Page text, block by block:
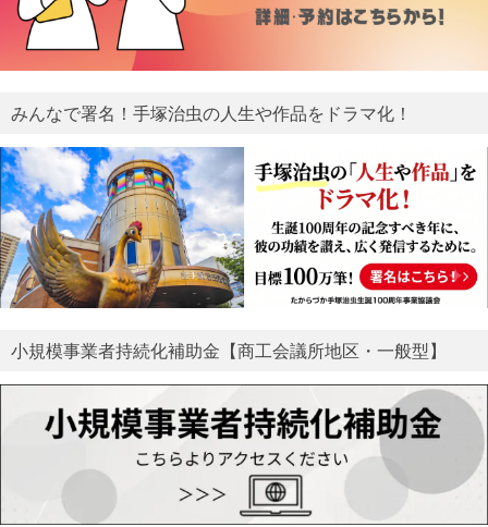
みんなで署名！手塚治虫の人生や作品をドラマ化！
小規模事業者持続化補助金【商工会議所地区・一般型】